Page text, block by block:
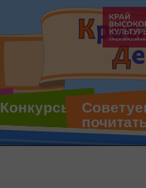
Конкурсы
Советуем